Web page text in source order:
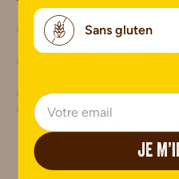
Céréales complètes:
pain complet ou pain de
Graines : Graines de
Légumineuses : pour un
des légumineuses
à vos
sucré, elles peuvent
smoothies
Sans gluten
JE